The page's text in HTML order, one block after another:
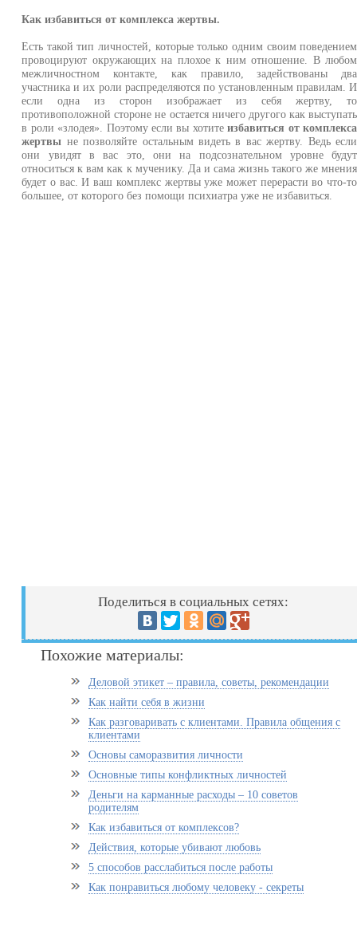
Как избавиться от комплекса жертвы.
Есть такой тип личностей, которые только одним своим поведением
провоцируют окружающих на плохое к ним отношение. В любом
межличностном контакте, как правило, задействованы два
участника и их роли распределяются по установленным правилам. И
если одна из сторон изображает из себя жертву, то
противоположной стороне не остается ничего другого как выступать
в роли «злодея». Поэтому если вы хотитеизбавиться от комплекса
жертвы не позволяйте остальным видеть в вас жертву. Ведь если
они увидят в вас это, они на подсознательном уровне будут
относиться к вам как к мученику. Да и сама жизнь такого же мнения
будет о вас. И ваш комплекс жертвы уже может перерасти во что-то
большее, от которого без помощи психиатра уже не избавиться.
Поделиться в социальных сетях:
Похожие материалы:
Деловой этикет – правила, советы, рекомендации
Как найти себя в жизни
Как разговаривать с клиентами. Правила общения с
клиентами
Основы саморазвития личности
Основные типы конфликтных личностей
Деньги на карманные расходы – 10 советов
родителям
Как избавиться от комплексов?
Действия, которые убивают любовь
5 способов расслабиться после работы
Как понравиться любому человеку - секреты